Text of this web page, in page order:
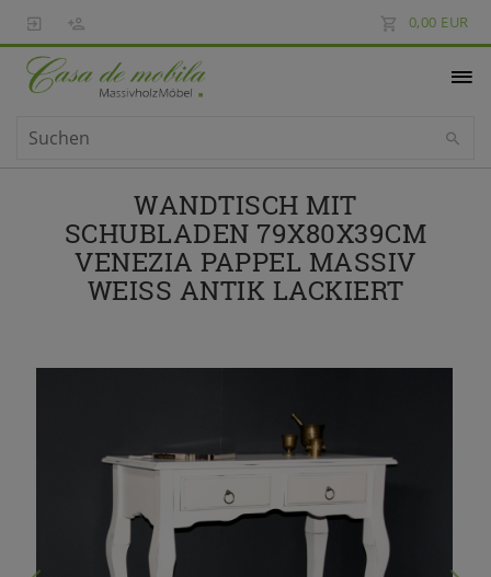
0,00 EUR
WANDTISCH MIT
SCHUBLADEN 79X80X39CM
VENEZIA PAPPEL MASSIV
WEISS ANTIK LACKIERT